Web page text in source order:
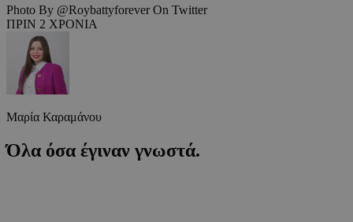
Photo By @Roybattyforever On Twitter
ΠΡΙΝ 2 ΧΡΟΝΙΑ
Μαρία Καραμάνου
Όλα όσα έγιναν γνωστά.